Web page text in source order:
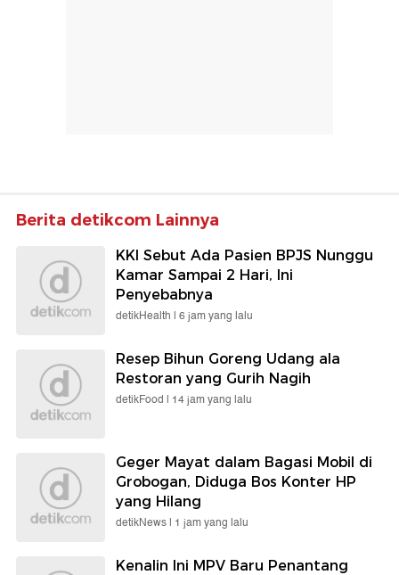
Berita detikcom Lainnya
KKI Sebut Ada Pasien BPJS Nunggu
Kamar Sampai 2 Hari, Ini
Penyebabnya
detikHealth | 6 jam yang lalu
Resep Bihun Goreng Udang ala
Restoran yang Gurih Nagih
detikFood | 14 jam yang lalu
Geger Mayat dalam Bagasi Mobil di
Grobogan, Diduga Bos Konter HP
yang Hilang
detikNews | 1 jam yang lalu
Kenalin Ini MPV Baru Penantang